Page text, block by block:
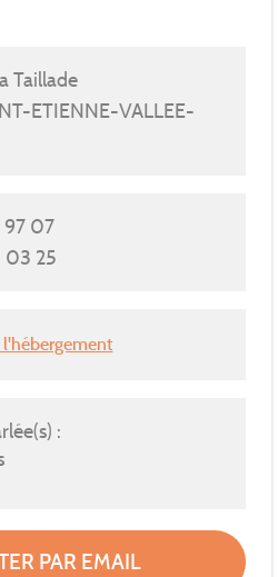
Taillade
ETIENNE-VALLEE-
97 07
03 25
:
PAR EMAIL